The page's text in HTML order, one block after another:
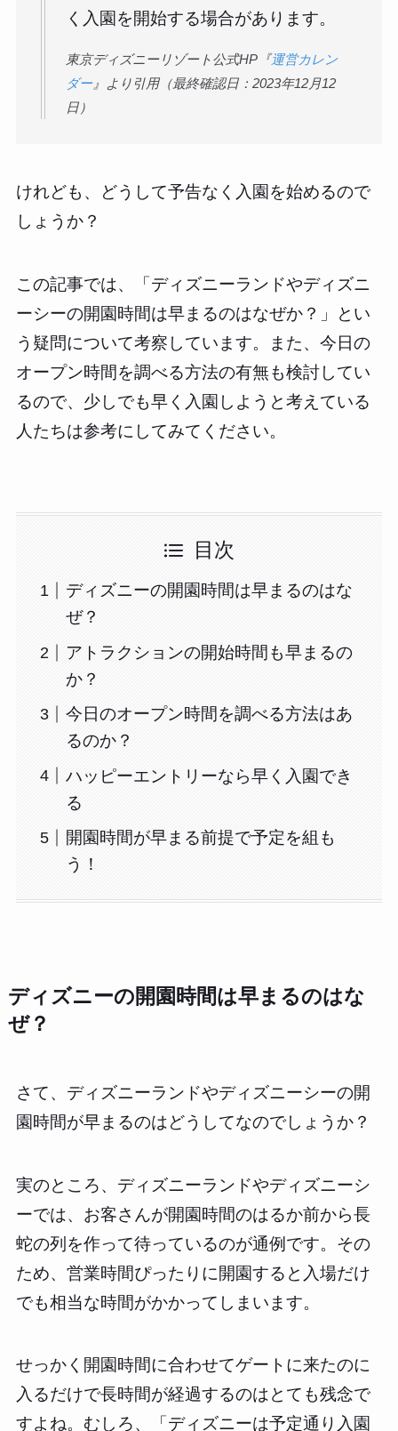
く入園を開始する場合があります。
東京ディズニーリゾート公式HP『運営カレン
ダー 』より引用（最終確認日：2023年12月12
日）
けれども、どうして予告なく入園を始めるので
しょうか？
この記事では、「ディズニーランドやディズニ
ーシーの開園時間は早まるのはなぜか？」とい
う疑問について考察しています。また、今日の
オープン時間を調べる方法の有無も検討してい
るので、少しでも早く入園しようと考えている
人たちは参考にしてみてください。
目次
ディズニーの開園時間は早まるのはな
ぜ？
アトラクションの開始時間も早まるの
か？
今日のオープン時間を調べる方法はあ
るのか？
ハッピーエントリーなら早く入園でき
る
開園時間が早まる前提で予定を組も
う！
ディズニーの開園時間は早まるのはな
ぜ？
さて、ディズニーランドやディズニーシーの開
園時間が早まるのはどうしてなのでしょうか？
実のところ、ディズニーランドやディズニーシ
ーでは、お客さんが開園時間のはるか前から長
蛇の列を作って待っているのが通例です。その
ため、営業時間ぴったりに開園すると入場だけ
でも相当な時間がかかってしまいます。
せっかく開園時間に合わせてゲートに来たのに
入るだけで長時間が経過するのはとても残念で
すよね。むしろ、「ディズニーは予定通り入園